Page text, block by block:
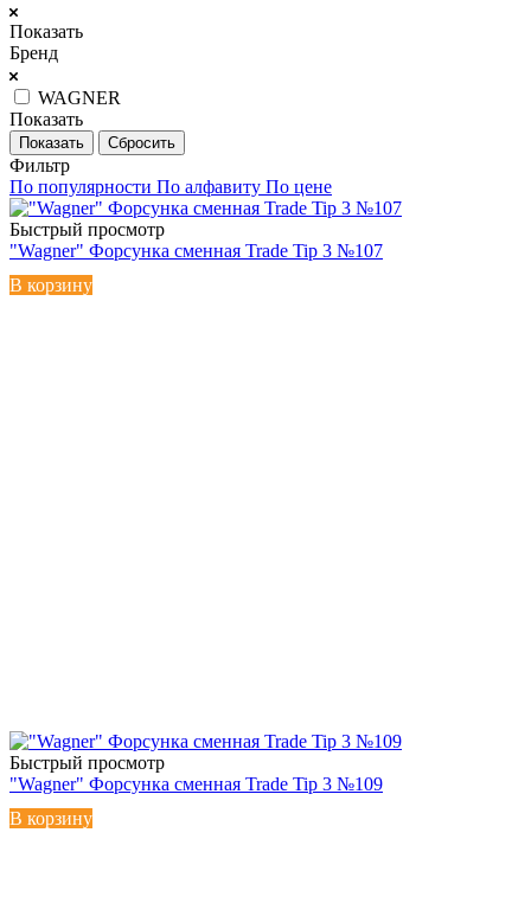
Показать
Бренд
WAGNER
Показать
Сбросить
Фильтр
По популярности По алфавиту По цене
Быстрый просмотр
"Wagner" Форсунка сменная Trade Tip 3 №107
В корзину
Быстрый просмотр
"Wagner" Форсунка сменная Trade Tip 3 №109
В корзину